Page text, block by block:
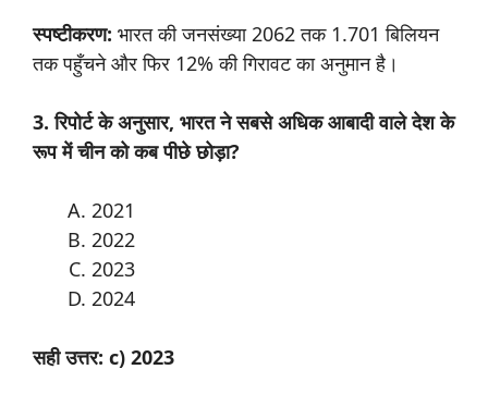
स्पष्टीकरण: भारत की जनसंख्या 2062 तक 1.701 बिलियन
तक पहुँचने और फिर 12% की गिरावट का अनुमान है।
3. रिपोर्ट के अनुसार, भारत ने सबसे अधिक आबादी वाले देश के
रूप में चीन को कब पीछे छोड़ा?
2021
2022
2023
2024
सही उत्तर: c) 2023